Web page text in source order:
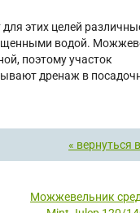
этих целей
водой.
поэтому участок
дренаж в
« вернуться
Можжевельник